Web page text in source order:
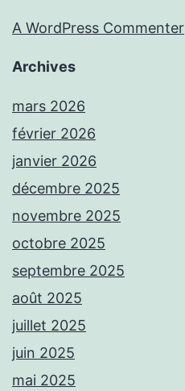
A WordPress Commenter
Archives
mars 2026
février 2026
janvier 2026
décembre 2025
novembre 2025
octobre 2025
septembre 2025
août 2025
juillet 2025
juin 2025
mai 2025